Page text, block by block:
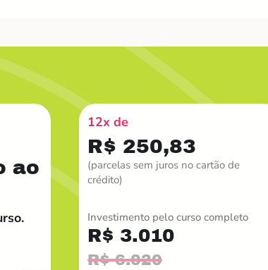
ao
12x de
R$ 250,83
(parcelas sem juros no cartão de
crédito)
Investimento pelo curso completo
R$ 3.010
R$ 6.020